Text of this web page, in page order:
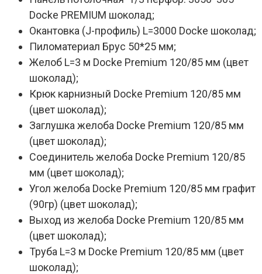
Docke PREMIUM шоколад;
Окантовка (J-профиль) L=3000 Docke шоколад;
Пиломатериал Брус 50*25 мм;
Желоб L=3 м Docke Premium 120/85 мм (цвет
шоколад);
Крюк карнизный Docke Premium 120/85 мм
(цвет шоколад);
Заглушка желоба Docke Premium 120/85 мм
(цвет шоколад);
Соединитель желоба Docke Premium 120/85
мм (цвет шоколад);
Угол желоба Docke Premium 120/85 мм графит
(90гр) (цвет шоколад);
Выход из желоба Docke Premium 120/85 мм
(цвет шоколад);
Труба L=3 м Docke Premium 120/85 мм (цвет
шоколад);